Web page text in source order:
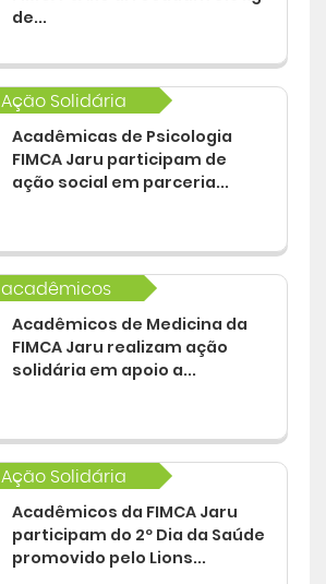
de...
Ação Solidária
Acadêmicas de Psicologia
FIMCA Jaru participam de
ação social em parceria...
acadêmicos
Acadêmicos de Medicina da
FIMCA Jaru realizam ação
solidária em apoio a...
Ação Solidária
Acadêmicos da FIMCA Jaru
participam do 2º Dia da Saúde
promovido pelo Lions...